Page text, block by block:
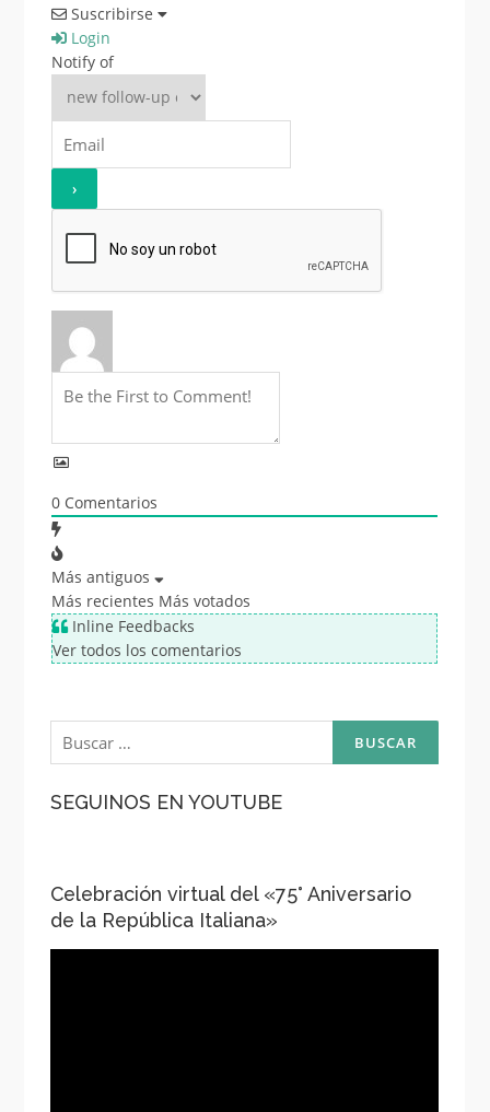
Suscribirse
Login
Notify of
0Comentarios
Más antiguos
Más recientes Más votados
Inline Feedbacks
Ver todos los comentarios
Buscar:
SEGUINOS EN YOUTUBE
Celebración virtual del «75° Aniversario
de la República Italiana»